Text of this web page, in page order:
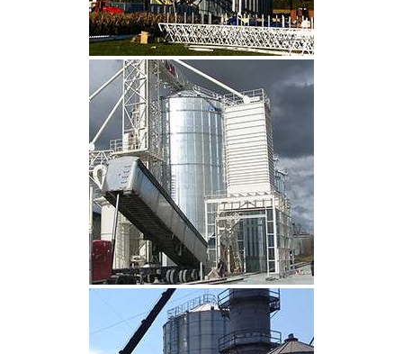
CLIQUEZ POUR AGRANDIR
CLIQUEZ POUR AGRANDIR